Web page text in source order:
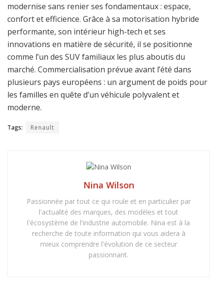
modernise sans renier ses fondamentaux : espace,
confort et efficience. Grâce à sa motorisation hybride
performante, son intérieur high-tech et ses
innovations en matière de sécurité, il se positionne
comme l’un des SUV familiaux les plus aboutis du
marché. Commercialisation prévue avant l’été dans
plusieurs pays européens : un argument de poids pour
les familles en quête d’un véhicule polyvalent et
moderne.
Tags: Renault
Nina Wilson
Passionnée par tout ce qui roule et en particulier par
l'actualité des marques, des modèles et tout
l'écosystème de l'industrie automobile. Nina est à la
recherche de toute information qui vous aidera à
mieux comprendre l'évolution de ce secteur
passionnant.